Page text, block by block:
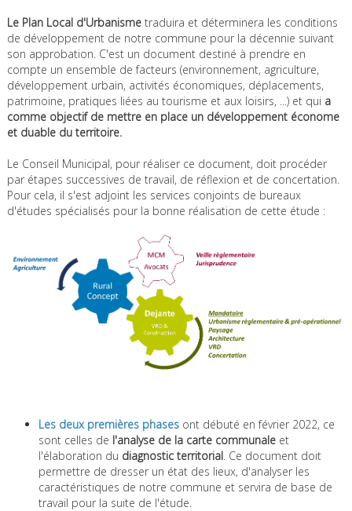
Le Plan Local d'Urbanisme traduira et déterminera les conditions
de développement de notre commune pour la décennie suivant
son approbation. C'est un document destiné à prendre en
compte un ensemble de facteurs (environnement, agriculture,
développement urbain, activités économiques, déplacements,
patrimoine, pratiques liées au tourisme et aux loisirs, ...) et qui a
comme objectif de mettre en place un développement économe
et duable du territoire.
Le Conseil Municipal, pour réaliser ce document, doit procéder
par étapes successives de travail, de réflexion et de concertation.
Pour cela, il s'est adjoint les services conjoints de bureaux
d'études spécialisés pour la bonne réalisation de cette étude :
Les deux premières phases ont débuté en février 2022, ce
sont celles de l'analyse de la carte communaleet
l'élaboration du diagnostic territorial. Ce document doit
permettre de dresser un état des lieux, d'analyser les
caractéristiques de notre commune et servira de base de
travail pour la suite de l'étude.